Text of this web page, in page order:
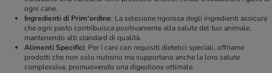
ogni cane.
Ingredienti di Prim'ordine: La selezione rigorosa degli ingredienti assicura
che ogni pasto contribuisca positivamente alla salute del tuo animale,
mantenendo alti standard di qualità.
Alimenti Specifici: Per i cani con requisiti dietetici speciali, offriamo
prodotti che non solo nutrono ma supportano anche la loro salute
complessiva, promuovendo una digestione ottimale.